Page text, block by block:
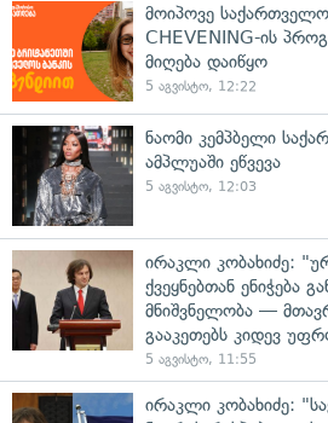
მოიპოვე
CHEVENING-ის
მიღება დაიწყო
5 აგვისტო, 12:22
ნაომი კემპბელი
ამპლუაში ეწვევა
5 აგვისტო, 12:03
ირაკლი კობახიძე:
ქვეყნებთან ენიჭება
მნიშვნელობა —
გააკეთებს კიდევ
5 აგვისტო, 11:55
ირაკლი კობახიძე: